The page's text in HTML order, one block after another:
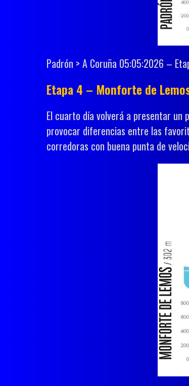
Padrón > A Coruña 05:05:2026 –
Etapa 4 – Monforte de
El cuarto día volverá a presentar un
provocar diferencias entre las
corredoras con buena punta de